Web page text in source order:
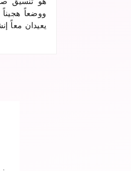
ووضعاً